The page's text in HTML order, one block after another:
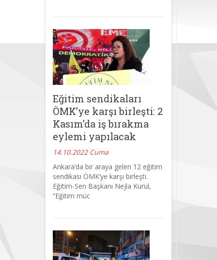
Eğitim sendikaları
ÖMK’ye karşı birleşti: 2
Kasım’da iş bırakma
eylemi yapılacak
14.10.2022 Cuma
Ankara’da bir araya gelen 12 eğitim
sendikası ÖMK’ye karşı birleşti.
Eğitim-Sen Başkanı Nejla Kurul,
“Eğitim müc